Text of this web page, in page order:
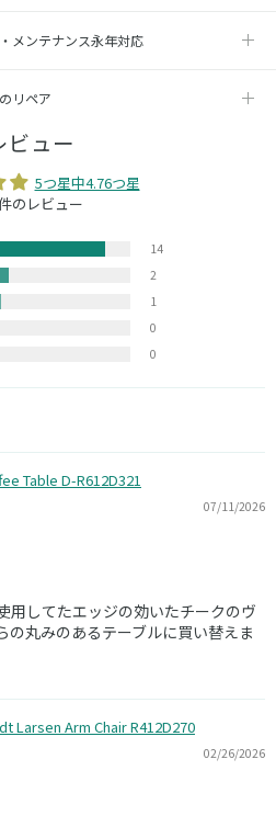
メンテナンス永年対応
リペア
ビュー
5つ星中4.76つ星
のレビュー
14
2
1
0
0
Table D-R612D321
07/11/2026
用してたエッジの効いたチークのヴ
の丸みのあるテーブルに買い替えま
Larsen Arm Chair R412D270
02/26/2026